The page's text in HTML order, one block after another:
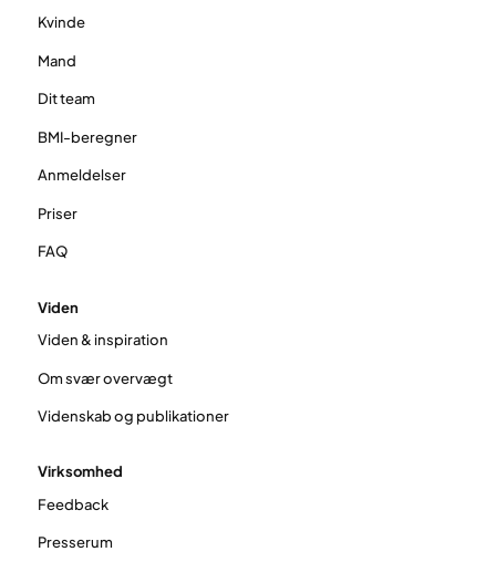
Kvinde
Mand
Dit team
BMI-beregner
Anmeldelser
Priser
FAQ
Viden
Viden & inspiration
Om svær overvægt
Videnskab og publikationer
Virksomhed
Feedback
Presserum